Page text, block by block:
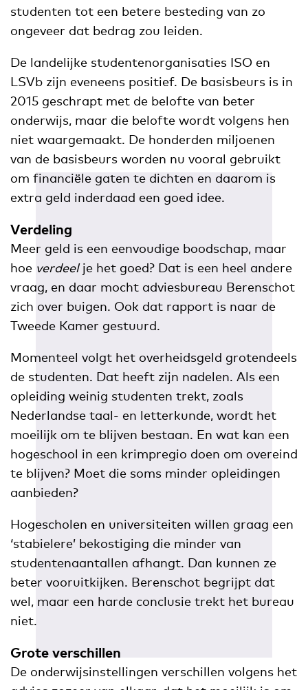
studenten tot een betere besteding van zo
ongeveer dat bedrag zou leiden.
De landelijke studentenorganisaties ISO en
LSVb zijn eveneens positief. De basisbeurs is in
2015 geschrapt met de belofte van beter
onderwijs, maar die belofte wordt volgens hen
niet waargemaakt. De honderden miljoenen
van de basisbeurs worden nu vooral gebruikt
om financiële gaten te dichten en daarom is
extra geld inderdaad een goed idee.
Verdeling
Meer geld is een eenvoudige boodschap, maar
hoe verdeelje het goed? Dat is een heel andere
vraag, en daar mocht adviesbureau Berenschot
zich over buigen. Ook dat rapport is naar de
Tweede Kamer gestuurd.
Momenteel volgt het overheidsgeld grotendeels
de studenten. Dat heeft zijn nadelen. Als een
opleiding weinig studenten trekt, zoals
Nederlandse taal- en letterkunde, wordt het
moeilijk om te blijven bestaan. En wat kan een
hogeschool in een krimpregio doen om overeind
te blijven? Moet die soms minder opleidingen
aanbieden?
Hogescholen en universiteiten willen graag een
‘stabielere’ bekostiging die minder van
studentenaantallen afhangt. Dan kunnen ze
beter vooruitkijken. Berenschot begrijpt dat
wel, maar een harde conclusie trekt het bureau
niet.
Grote verschillen
De onderwijsinstellingen verschillen volgens het